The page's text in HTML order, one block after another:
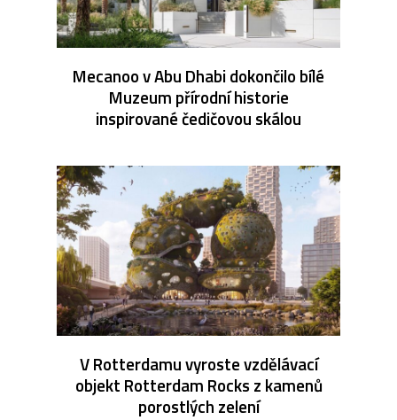
Mecanoo v Abu Dhabi dokončilo bílé
Muzeum přírodní historie
inspirované čedičovou skálou
V Rotterdamu vyroste vzdělávací
objekt Rotterdam Rocks z kamenů
porostlých zelení